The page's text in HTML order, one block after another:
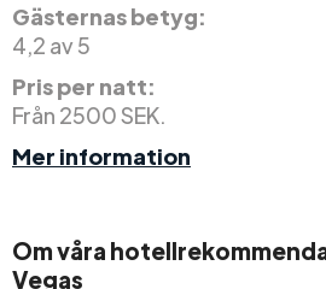
Gästernas betyg:
4,2 av 5
Pris per natt:
Från 2500 SEK.
Mer information
Om våra
Vegas